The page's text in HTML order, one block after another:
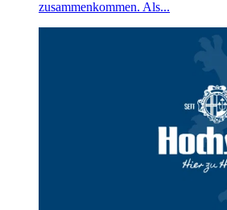
zusammenkommen. Als...